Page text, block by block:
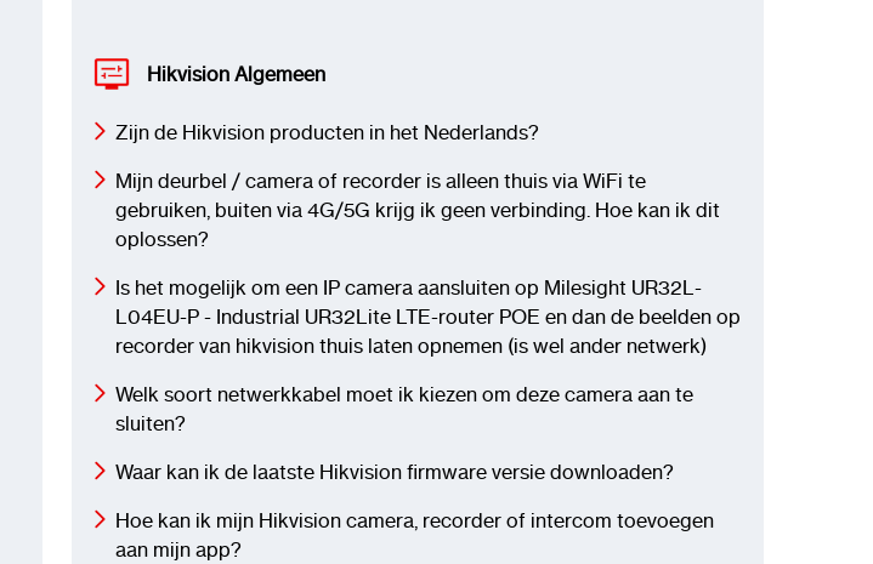
Hikvision Algemeen
Zijn de Hikvision producten in het Nederlands?
Mijn deurbel / camera of recorder is alleen thuis via WiFi te
gebruiken, buiten via 4G/5G krijg ik geen verbinding. Hoe kan ik dit
oplossen?
Is het mogelijk om een IP camera aansluiten op Milesight UR32L-
L04EU-P - Industrial UR32Lite LTE-router POE en dan de beelden op
recorder van hikvision thuis laten opnemen (is wel ander netwerk)
Welk soort netwerkkabel moet ik kiezen om deze camera aan te
sluiten?
Waar kan ik de laatste Hikvision firmware versie downloaden?
Hoe kan ik mijn Hikvision camera, recorder of intercom toevoegen
aan mijn app?